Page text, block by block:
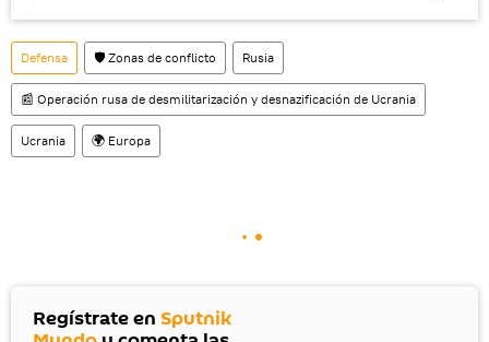
Defensa 🛡️ Zonas de conflicto Rusia
📰 Operación rusa de desmilitarización y desnazificación de Ucrania
Ucrania 🌍 Europa
Regístrate en Sputnik